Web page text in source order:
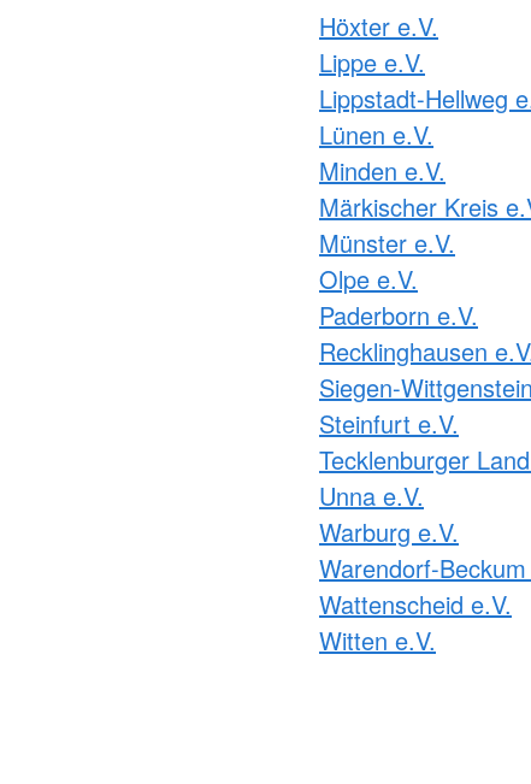
Höxter e.V.
Lippe e.V.
Lippstadt-Hellweg
Lünen e.V.
Minden e.V.
Märkischer Kreis
Münster e.V.
Olpe e.V.
Paderborn e.V.
Recklinghausen
Siegen-
Steinfurt e.V.
Tecklenburger
Unna e.V.
Warburg e.V.
Warendorf-Beckum
Wattenscheid e.V.
Witten e.V.